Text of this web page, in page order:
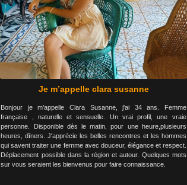
Je m’appelle clara susanne
Bonjour je m’appelle Clara Susanne, j'ai 34 ans. Femme
française , naturelle et sensuelle. Un vrai profil, une vraie
personne. Disponible dès le matin, pour une heure,plusieurs
heures, dîners. J'apprécie les belles rencontres et les hommes
qui savent traiter une femme avec douceur, élégance et respect.
Déplacement possible dans la région et autour. Quelques mots
sur vous seraient les bienvenus pour faire connaissance.